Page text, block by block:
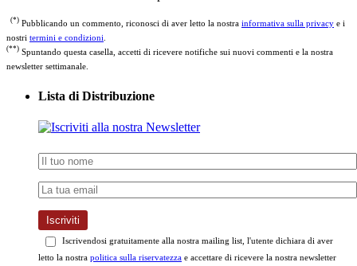
(*) Pubblicando un commento, riconosci di aver letto la nostra informativa sulla privacy e i
nostri termini e condizioni
(**) Spuntando questa casella, accetti di ricevere notifiche sui nuovi commenti e la nostra
newsletter settimanale.
Lista di Distribuzione
Iscriviti
Iscrivendosi gratuitamente alla nostra mailing list, l'utente dichiara di aver
letto la nostra politica sulla riservatezza e accettare di ricevere la nostra newsletter